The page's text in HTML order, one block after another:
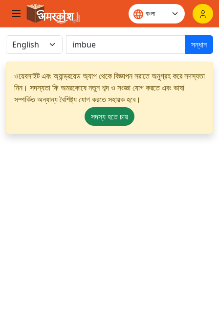
সন্ধান
ওয়েবসাইট এবং অ্যান্ড্রয়েড অ্যাপ থেকে বিজ্ঞাপন সরাতে অনুগ্রহ করে সদস্যতা
নিন। সদস্যতা ফি অমরকোষে নতুন শব্দ ও সংজ্ঞা যোগ করতে এবং ভাষা
সম্পর্কিত অন্যান্য বৈশিষ্ট্য যোগ করতে সহায়ক হবে।
সদস্য হতে চায়